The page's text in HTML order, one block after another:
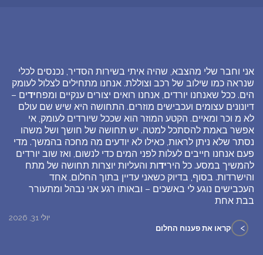
אני וחבר שלי מהצבא, שהיה איתי בשירות הסדיר, נכנסים לכלי
שנראה כמו שילוב של רכב וצוללת. אנחנו מתחילים לצלול לעומק
הים. ככל שאנחנו יורדים, אנחנו רואים יצורים ענקיים ומפחידים –
דיונונים עצומים ועכבישים מוזרים. התחושה היא שיש שם עולם
לא מ וכר ומאיים. הקטע המוזר הוא שככל שיורדים לעומק, אי
אפשר באמת להסתכל למטה. יש תחושה של חושך ושל משהו
נסתר שלא ניתן לראות, כאילו לא יודעים מה מחכה בהמשך. מדי
פעם אנחנו חייבים לעלות לפני המים כדי לנשום, ואז שוב יורדים
להמשיך במסע. כל הירידות והעליות יוצרות תחושה של מתח
והישרדות. בסוף, בדיוק כשאני עדיין בתוך החלום, אחד
העכבישים נוגע לי באשכים – ובאותו רגע אני נבהל ומתעורר
בבת אחת
יולי 31, 2026
> קראו את פענוח החלום